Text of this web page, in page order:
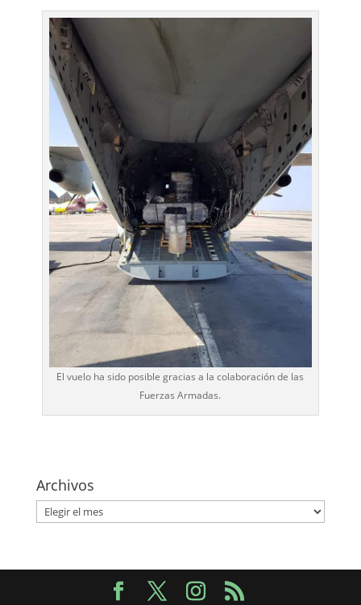
El vuelo ha sido posible gracias a la colaboración de las
Fuerzas Armadas.
Archivos
Archivos